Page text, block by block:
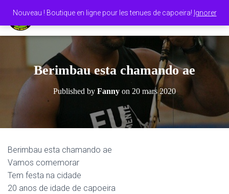
Nouveau ! Boutique en ligne pour les tenues de capoeira! Ignorer
O
U
R
M
Berimbau esta chamando ae
Published by Fanny on 20 mars 2020
Berimbau esta chamando ae
Vamos comemorar
Tem festa na cidade
20 anos de idade de capoeira